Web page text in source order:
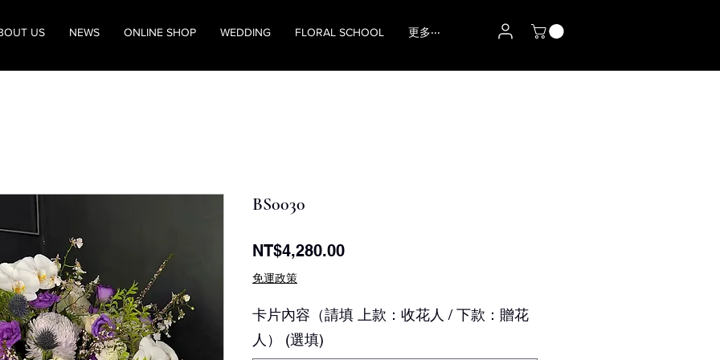
US NEWS ONLINE SHOP WEDDING FLORAL SCHOOL 更多‧‧‧
BS0030
NT$4,280.00價
免運政策
卡片內容（請填 上款：收花人 / 下款：贈花
人） (選填)